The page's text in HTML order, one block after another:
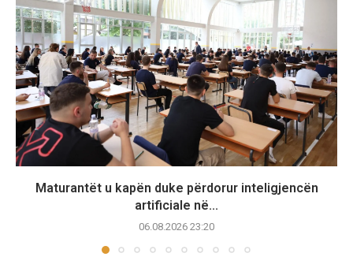
Maturantët u kapën duke përdorur inteligjencën
artificiale në...
06.08.2026 23:20